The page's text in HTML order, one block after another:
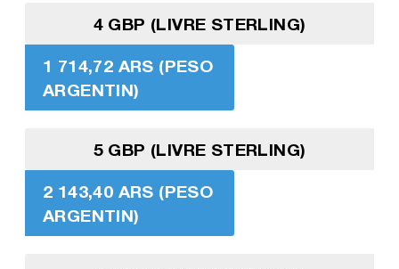
4 GBP (LIVRE STERLING)
1 714,72 ARS (PESO
ARGENTIN)
5 GBP (LIVRE STERLING)
2 143,40 ARS (PESO
ARGENTIN)